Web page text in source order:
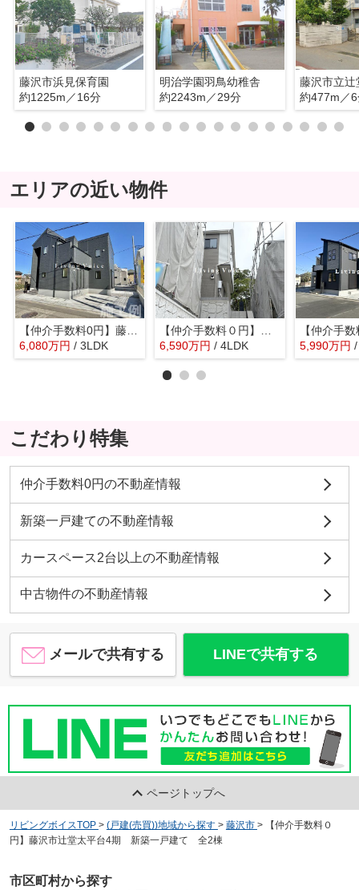
藤沢市浜見保育園
約1225m／16分
明治学園羽鳥幼稚舎
約2243m／29分
藤沢市立辻
約477m／
エリアの近い物件
【仲介手数料0円】藤沢市羽鳥5丁目 新築一戸建て
6,080万円 / 3LDK
【仲介手数料０円】藤沢市辻堂太平台2丁目3期 新築一戸建て 全3棟
6,590万円 / 4LDK 5,990万円
こだわり特集
仲介手数料0円の不動産情報
新築一戸建ての不動産情報
カースペース2台以上の不動産情報
中古物件の不動産情報
メールで共有する LINEで共有する
ページトップへ
リビングボイスTOP > (戸建(売買))地域から探す > 藤沢市 >
【仲介手数料０
円】藤沢市辻堂太平台4期 新築一戸建て 全2棟
市区町村から探す